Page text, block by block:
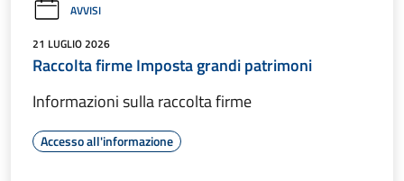
AVVISI
21 LUGLIO 2026
Raccolta firme Imposta grandi patrimoni
Informazioni sulla raccolta firme
Accesso all'informazione